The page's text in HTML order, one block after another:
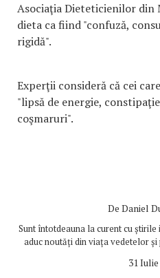
Asociaţia Dieteticienilor din
dieta ca fiind "confuză,
rigidă".
Experţii consideră că cei
"lipsă de energie,
coşmaruri".
De Daniel
Sunt întotdeauna la curent cu
aduc noutăți din viața vedetelor
31 Iulie